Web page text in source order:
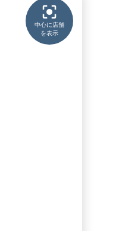
中心に店舗
を表示